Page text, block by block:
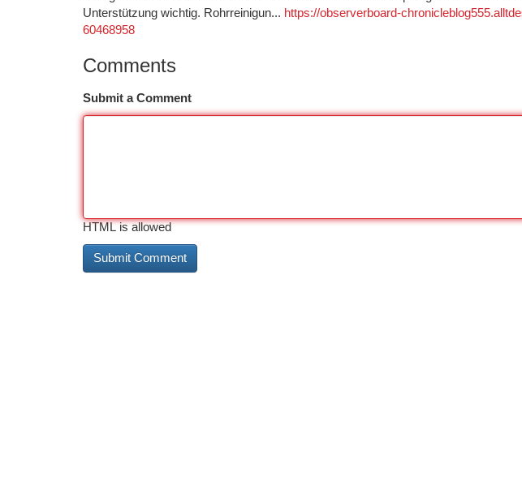
Unterstützung wichtig. Rohrreinigun... https://observerboard-
60468958
Comments
Submit a Comment
HTML is allowed